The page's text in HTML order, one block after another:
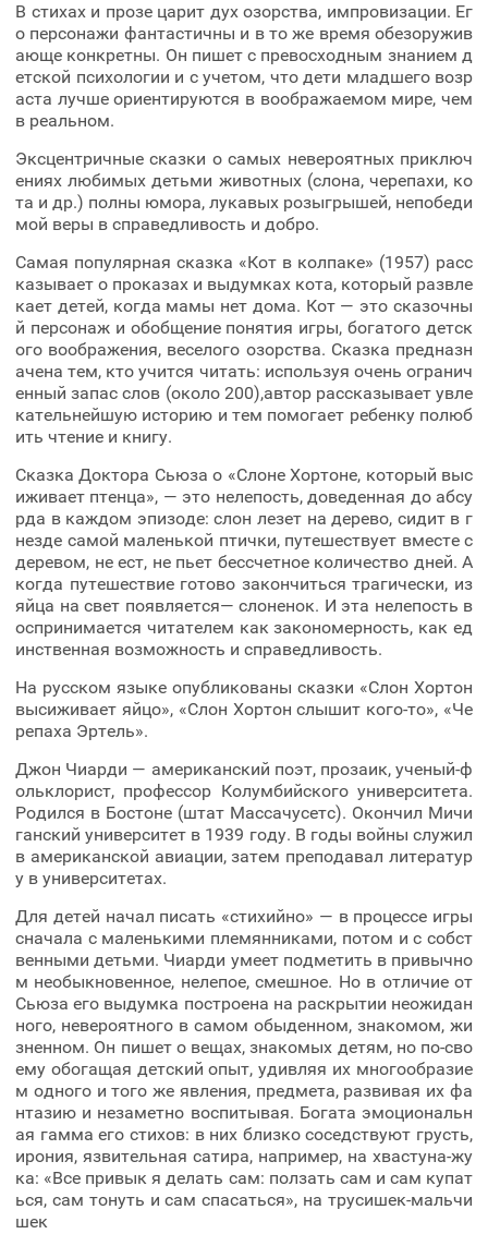
В стихах и прозе царит дух озорства, импровизации. Ег
о персонажи фантастичны и в то же время обезоружив
ающе конкретны. Он пишет с превосходным знанием д
етской психологии и с учетом, что дети младшего возр
аста лучше ориентируются в воображаемом мире, чем
в реальном.
Эксцентричные сказки о самых невероятных приключ
ениях любимых детьми животных (слона, черепахи, ко
та и др.) полны юмора, лукавых розыгрышей, непобеди
мой веры в справедливость и добро.
Самая популярная сказка «Кот в колпаке» (1957) расс
казывает о проказах и выдумках кота, который развле
кает детей, когда мамы нет дома. Кот — это сказочны
й персонаж и обобщение понятия игры, богатого детск
ого воображения, веселого озорства. Сказка предназн
ачена тем, кто учится читать: используя очень огранич
енный запас слов (около 200),автор рассказывает увле
кательнейшую историю и тем помогает ребенку полюб
ить чтение и книгу.
Сказка Доктора Сьюза о «Слоне Хортоне, который выс
иживает птенца», — это нелепость, доведенная до абсу
рда в каждом эпизоде: слон лезет на дерево, сидит в г
незде самой маленькой птички, путешествует вместе с
деревом, не ест, не пьет бессчетное количество дней. А
когда путешествие готово закончиться трагически, из
яйца на свет появляется— слоненок. И эта нелепость в
оспринимается читателем как закономерность, как ед
инственная возможность и справедливость.
На русском языке опубликованы сказки «Слон Хортон
высиживает яйцо», «Слон Хортон слышит кого-то», «Че
репаха Эртель».
Джон Чиарди — американский поэт, прозаик, ученый-ф
ольклорист, профессор Колумбийского университета.
Родился в Бостоне (штат Массачусетс). Окончил Мичи
ганский университет в 1939 году. В годы войны служил
в американской авиации, затем преподавал литератур
у в университетах.
Для детей начал писать «стихийно» — в процессе игры
сначала с маленькими племянниками, потом и с собст
венными детьми. Чиарди умеет подметить в привычно
м необыкновенное, нелепое, смешное. Но в отличие от
Сьюза его выдумка построена на раскрытии неожидан
ного, невероятного в самом обыденном, знакомом, жи
зненном. Он пишет о вещах, знакомых детям, но по-сво
ему обогащая детский опыт, удивляя их многообразие
м одного и того же явления, предмета, развивая их фа
нтазию и незаметно воспитывая. Богата эмоциональн
ая гамма его стихов: в них близко соседствуют грусть,
ирония, язвительная сатира, например, на хвастуна-жу
ка: «Все привык я делать сам: ползать сам и сам купат
ься, сам тонуть и сам спасаться», на трусишек-мальчи
шек